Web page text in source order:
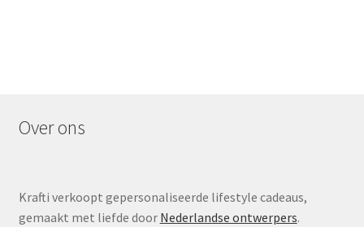
Over ons
Krafti verkoopt gepersonaliseerde lifestyle cadeaus,
gemaakt met liefde door Nederlandse ontwerpers.